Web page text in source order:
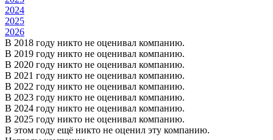
2024
2025
2026
В 2018 году никто не оценивал компанию.
В 2019 году никто не оценивал компанию.
В 2020 году никто не оценивал компанию.
В 2021 году никто не оценивал компанию.
В 2022 году никто не оценивал компанию.
В 2023 году никто не оценивал компанию.
В 2024 году никто не оценивал компанию.
В 2025 году никто не оценивал компанию.
В этом году ещё никто не оценил эту компанию.